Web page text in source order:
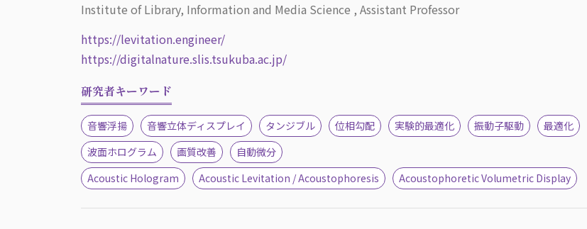
Institute of Library, Information and Media Science , Assistant Professor
https://levitation.engineer/
https://digitalnature.slis.tsukuba.ac.jp/
研究者キーワード
音響浮揚 音響立体ディスプレイ タンジブル 位相勾配 実験的最適化 振動子駆動
最適化
波面ホログラム
画質改善
自動微分
Acoustic Hologram
Acoustic Levitation / Acoustophoresis Acoustophoretic Volumetric Display